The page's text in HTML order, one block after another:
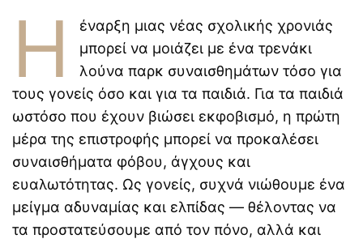
ADHD ή αυτισμό
Οι αόρατες γονεϊκές
ανάγκες πίσω από τις
καθημερινές φράσεις των
γονέων
Συμβουλές ειδικών για τις
σχέσεις με τα πεθερικά
Η
έναρξη μιας νέας σχολικής χρονιάς
μπορεί να μοιάζει με ένα τρενάκι
λούνα παρκ συναισθημάτων τόσο για
τους γονείς όσο και για τα παιδιά. Για τα παιδιά
ωστόσο που έχουν βιώσει εκφοβισμό, η πρώτη
μέρα της επιστροφής μπορεί να προκαλέσει
συναισθήματα φόβου, άγχους και
ευαλωτότητας. Ως γονείς, συχνά νιώθουμε ένα
μείγμα αδυναμίας και ελπίδας — θέλοντας να
τα προστατεύσουμε από τον πόνο, αλλά και